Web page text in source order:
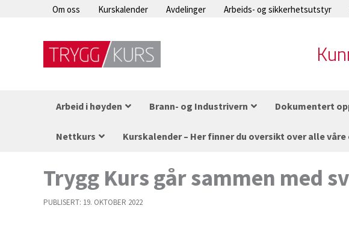
Om oss Kurskalender Avdelinger Arbeids- og sikkerhetsutstyr
Arbeid i høyden Brann- og Industrivern Dokumentert
Nettkurs Kurskalender – Her finner du oversikt over alle
Trygg Kurs går sammen med
PUBLISERT: 19. OKTOBER 2022